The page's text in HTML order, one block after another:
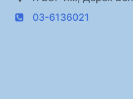
03-6136021